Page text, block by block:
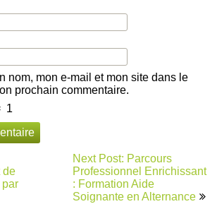
nom, mon e-mail et mon site dans le
prochain commentaire.
1
de
par
Next Post: Parcours
Professionnel Enrichissant
: Formation Aide
Soignante en Alternance